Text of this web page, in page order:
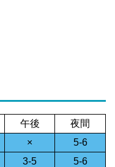
午後 夜間
×
5-6
3-5
5-6